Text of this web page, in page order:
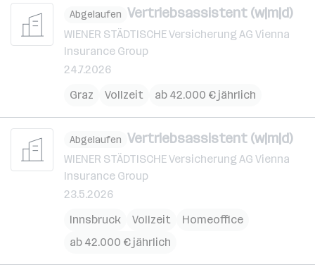
Abgelaufen Vertriebsassistent (w|m|d)
WIENER STÄDTISCHE Versicherung AG Vienna
Insurance Group
24.7.2026
Graz
Vollzeit ab 42.000 € jährlich
Abgelaufen Vertriebsassistent (w|m|d)
WIENER STÄDTISCHE Versicherung AG Vienna
Insurance Group
23.5.2026
Innsbruck
Vollzeit
Homeoffice
ab 42.000 € jährlich